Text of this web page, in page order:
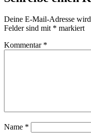
Deine E-Mail-Adresse
Felder sind mit * markiert
Kommentar *
Name *